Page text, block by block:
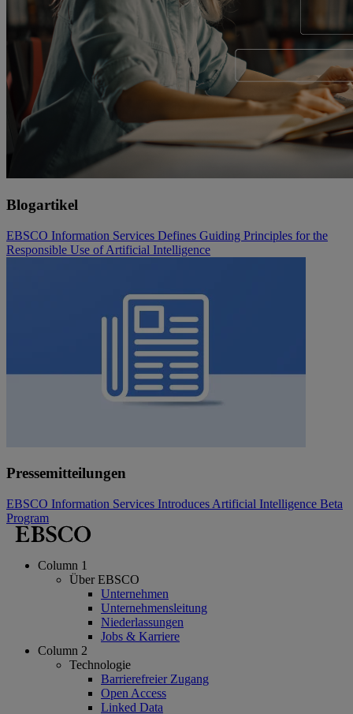
Blogartikel
EBSCO Information Services Defines Guiding Principles for the
Responsible Use of Artificial Intelligence
Pressemitteilungen
EBSCO Information Services Introduces Artificial Intelligence Beta
Program
Column 1
Über EBSCO
Unternehmen
Unternehmensleitung
Niederlassungen
Jobs & Karriere
Column 2
Technologie
Barrierefreier Zugang
Open Access
Linked Data